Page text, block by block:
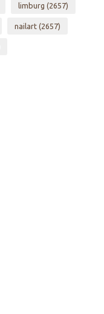
limburg (2657)
nailart (2657)